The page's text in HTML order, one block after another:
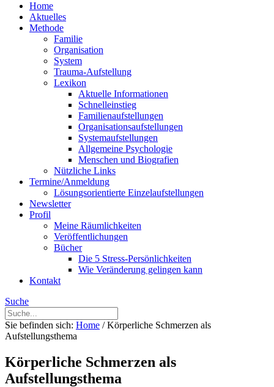
Home
Aktuelles
Methode
Familie
Organisation
System
Trauma-Aufstellung
Lexikon
Aktuelle Informationen
Schnelleinstieg
Familienaufstellungen
Organisationsaufstellungen
Systemaufstellungen
Allgemeine Psychologie
Menschen und Biografien
Nützliche Links
Termine/Anmeldung
Lösungsorientierte Einzelaufstellungen
Newsletter
Profil
Meine Räumlichkeiten
Veröffentlichungen
Bücher
Die 5 Stress-Persönlichkeiten
Wie Veränderung gelingen kann
Kontakt
Suche
Sie befinden sich: Home / Körperliche Schmerzen als
Aufstellungsthema
Körperliche Schmerzen als
Aufstellungsthema